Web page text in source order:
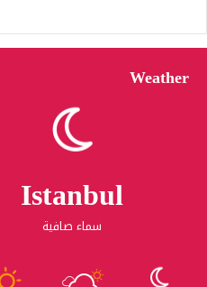
Weather
Istanbul
سماء صافية